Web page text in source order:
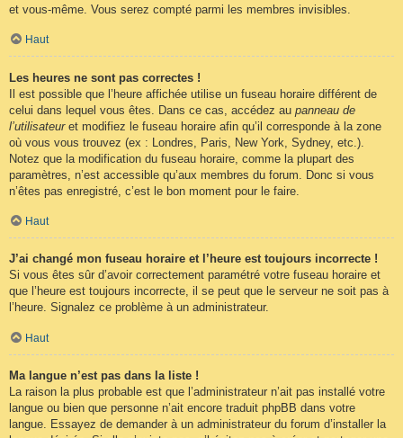
et vous-même. Vous serez compté parmi les membres invisibles.
Haut
Les heures ne sont pas correctes !
Il est possible que l’heure affichée utilise un fuseau horaire différent de
celui dans lequel vous êtes. Dans ce cas, accédez au panneau de
l’utilisateuret modifiez le fuseau horaire afin qu’il corresponde à la zone
où vous vous trouvez (ex : Londres, Paris, New York, Sydney, etc.).
Notez que la modification du fuseau horaire, comme la plupart des
paramètres, n’est accessible qu’aux membres du forum. Donc si vous
n’êtes pas enregistré, c’est le bon moment pour le faire.
Haut
J’ai changé mon fuseau horaire et l’heure est toujours incorrecte !
Si vous êtes sûr d’avoir correctement paramétré votre fuseau horaire et
que l’heure est toujours incorrecte, il se peut que le serveur ne soit pas à
l’heure. Signalez ce problème à un administrateur.
Haut
Ma langue n’est pas dans la liste !
La raison la plus probable est que l’administrateur n’ait pas installé votre
langue ou bien que personne n’ait encore traduit phpBB dans votre
langue. Essayez de demander à un administrateur du forum d’installer la